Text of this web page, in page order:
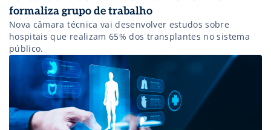
formaliza grupo de trabalho
Nova câmara técnica vai desenvolver estudos sobre
hospitais que realizam 65% dos transplantes no sistema
público.